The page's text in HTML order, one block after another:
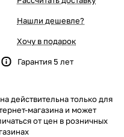
Нашли дешевле?
Хочу в подарок
Гарантия 5 лет
действительна только для
магазина и может
от цен в розничных